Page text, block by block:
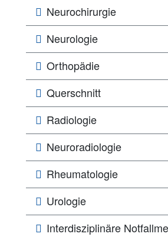
Neurochirurgie
Neurologie
Orthopädie
Querschnitt
Radiologie
Neuroradiologie
Rheumatologie
Urologie
Interdisziplinäre